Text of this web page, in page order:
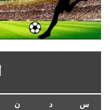
س د ن